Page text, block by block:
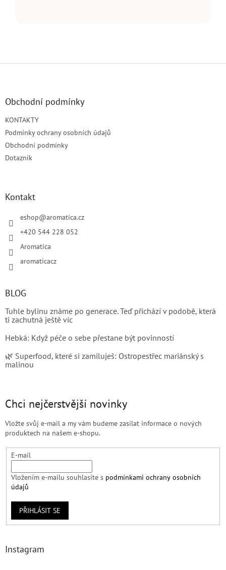
Z
Obchodní podmínky
KONTAKTY
Podmínky ochrany osobních údajů
Obchodní podmínky
Dotazník
Kontakt
eshop@aromatica.cz
+420 544 228 052
Aromatica
aromaticacz
BLOG
Tuhle bylinu známe po generace. Teď přichází v podobě, která
ti zachutná ještě víc
Hebká: Když péče o sebe přestane být povinností
🌿 Superfood, které si zamiluješ: Ostropestřec mariánský s
malinou
Chci nejčerstvější novinky
Vložte svůj e-mail a my vám budeme zasílat informace o nových
produktech na našem e-shopu.
E-mail
Vložením e-mailu souhlasíte s podmínkami ochrany osobních
údajů
PŘIHLÁSIT SE
Instagram